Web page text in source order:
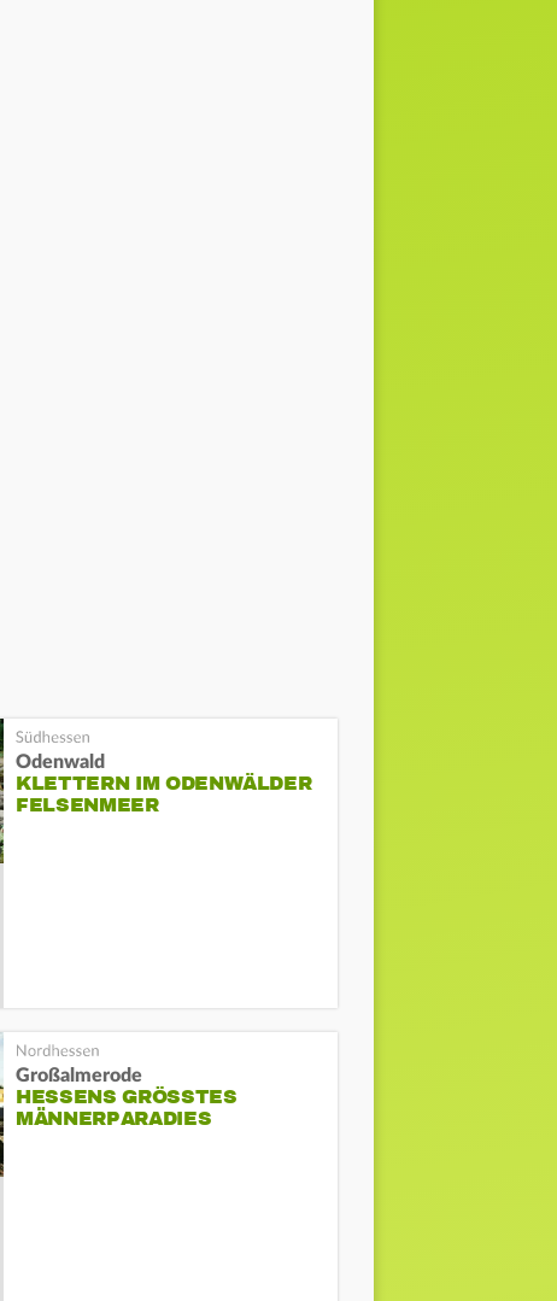
Odenwald
KLETTERN IM ODENWÄLDER
FELSENMEER
Großalmerode
HESSENS GRÖSSTES M
ÄNNERPARADIES